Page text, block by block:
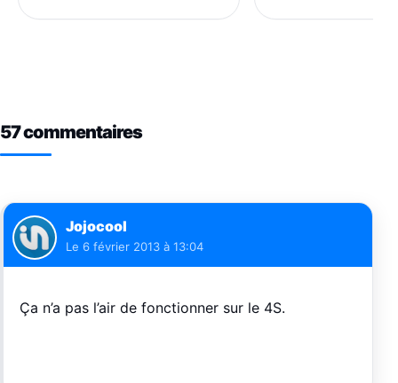
57 commentaires
Jojocool
Le 6 février 2013 à 13:04
Ça n’a pas l’air de fonctionner sur le 4S.